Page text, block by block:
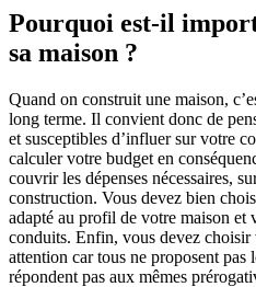
Pourquoi est-il
sa maison ?
Quand on construit une maison,
long terme. Il convient donc de
et susceptibles d’influer sur votre
calculer votre budget en
couvrir les dépenses nécessaires,
construction. Vous devez bien
adapté au profil de votre maison et
conduits. Enfin, vous devez choisir
attention car tous ne proposent pas
répondent pas aux mêmes